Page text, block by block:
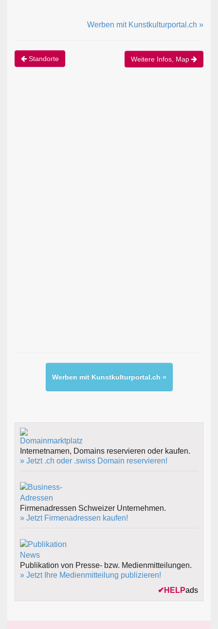
Werben mit Kunstkulturportal.ch »
Standorte Weitere Infos, Map
Werben mit Kunstkulturportal.ch »
Internetnamen, Domains reservieren oder kaufen.
» Jetzt .ch oder .swiss Domain reservieren!
Firmenadressen Schweizer Unternehmen.
» Jetzt Firmenadressen kaufen!
Publikation von Presse- bzw. Medienmitteilungen.
» Jetzt Ihre Medienmitteilung publizieren!
✔ HELPads